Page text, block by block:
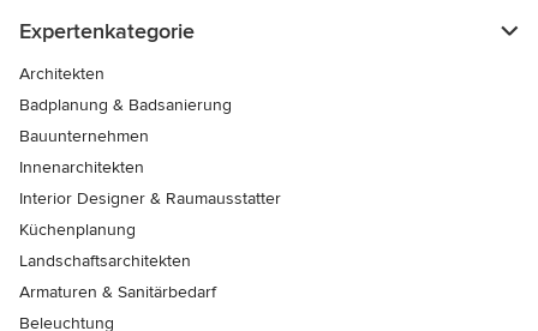
Expertenkategorie
Architekten
Badplanung & Badsanierung
Bauunternehmen
Innenarchitekten
Interior Designer & Raumausstatter
Küchenplanung
Landschaftsarchitekten
Armaturen & Sanitärbedarf
Beleuchtung